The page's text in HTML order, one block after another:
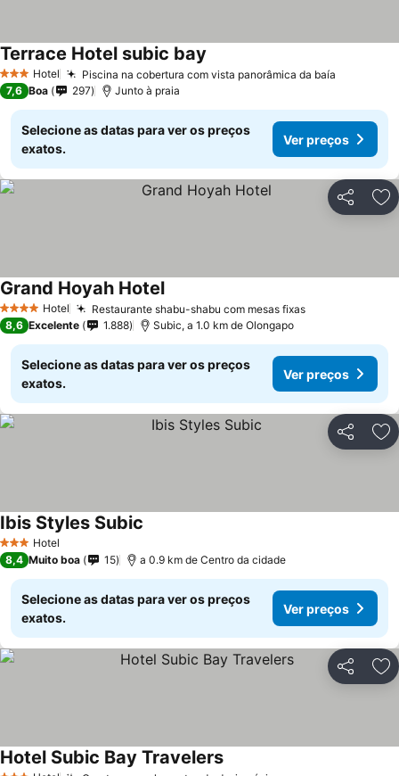
3 EstrelasHotel Piscina na cobertura com vista panorâmica da baía
Terrace Hotel subic bay
7,6 Boa 297 Junto à praia
Selecione as datas para ver os preços
exatos.
Ver preços
Partilhar
4 EstrelasHotel Restaurante shabu-shabu com mesas fixas
Grand Hoyah Hotel
8,6 Excelente 1.888 Subic, a 1.0 km de Olongapo
Selecione as datas para ver os preços
exatos.
Ver preços
Partilhar
3 EstrelasHotel
Ibis Styles Subic
8,4 Muito boa 15 a 0.9 km de Centro da cidade
Selecione as datas para ver os preços
exatos.
Ver preços
Partilhar
Hotel Subic Bay Travelers